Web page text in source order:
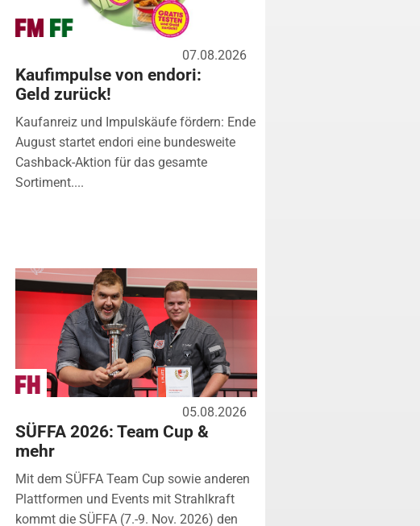
07.08.2026
Kaufimpulse von endori:
Geld zurück!
Kaufanreiz und Impulskäufe fördern: Ende
August startet endori eine bundesweite
Cashback-Aktion für das gesamte
Sortiment....
05.08.2026
SÜFFA 2026: Team Cup &
mehr
Mit dem SÜFFA Team Cup sowie anderen
Plattformen und Events mit Strahlkraft
kommt die SÜFFA (7.-9. Nov. 2026) den